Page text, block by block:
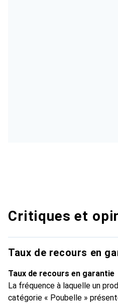
Critiques et
Taux de recours en
Taux de recours en garantie
La fréquence à laquelle un
catégorie « Poubelle »